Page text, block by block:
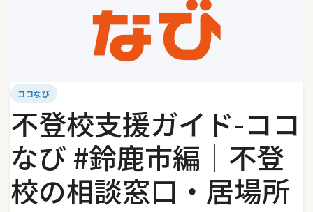
ココなび
不登校支援ガイド-ココ
なび #鈴鹿市編｜不登
校の相談窓口・居場所